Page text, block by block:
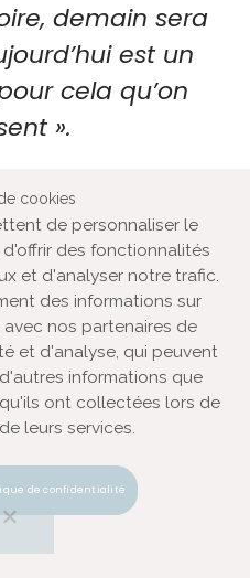
demain sera
est un
cela qu’on
».
cookies
de personnaliser le
des fonctionnalités
et d'analyser notre trafic.
des informations sur
nos partenaires de
et d'analyse, qui peuvent
informations que
ont collectées lors de
leurs services.
de confidentialité